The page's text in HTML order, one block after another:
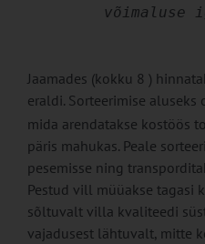
võimaluse
Jaamades (kokku 8 )
eraldi. Sorteerimise aluseks
mida arendatakse kostöös
päris mahukas. Peale
pesemisse ning
Pestud vill müüakse tagasi
sõltuvalt villa kvaliteedi
vajadusest lähtuvalt, mitte